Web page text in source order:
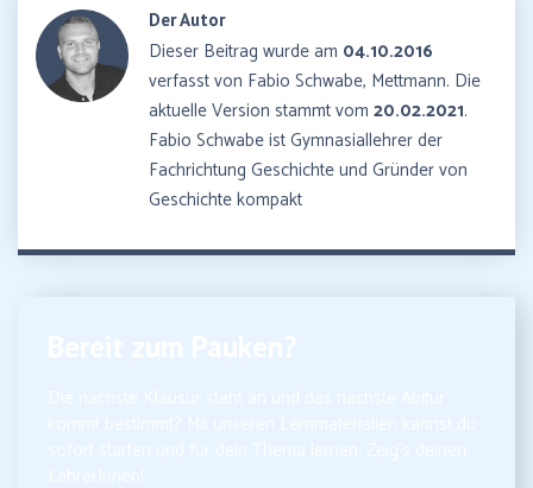
Der Autor
Dieser Beitrag wurde am 04.10.2016
verfasst von Fabio Schwabe, Mettmann. Die
aktuelle Version stammt vom 20.02.2021.
Fabio Schwabe ist Gymnasiallehrer der
Fachrichtung Geschichte und Gründer von
Geschichte kompakt